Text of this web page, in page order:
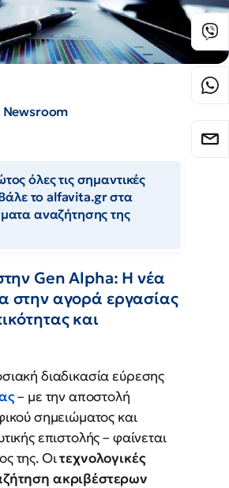
όλες τις σημαντικές
Βάλε το alfavita.gr στα
αναζήτησης της
Gen Alpha: Η νέα
στην αγορά εργασίας
και
διαδικασία εύρεσης
– με την αποστολή
σημειώματος και
επιστολής – φαίνεται
της. Οιτεχνολογικές
ακριβέστερων